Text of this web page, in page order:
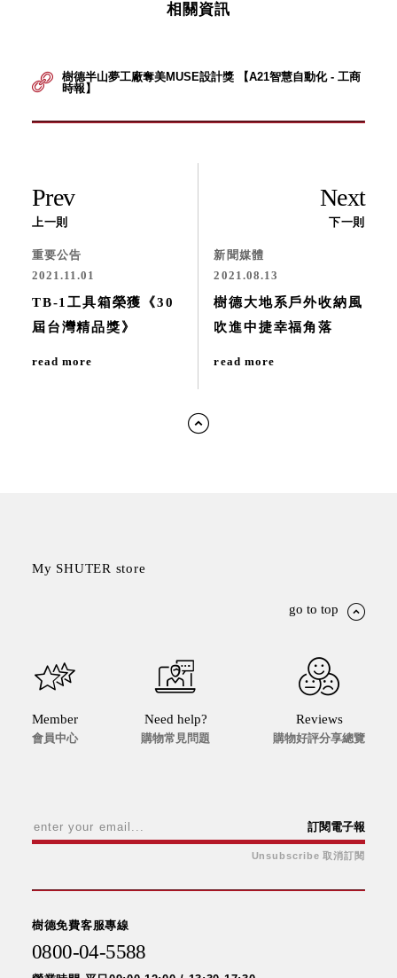
相關資訊
樹德半山夢工廠奪美MUSE設計獎 【A21智慧自動化 - 工商
時報】
Prev
上一則
重要公告
2021.11.01
TB-1工具箱榮獲《30
屆台灣精品獎》
read more
Next
下一則
新聞媒體
2021.08.13
樹德大地系戶外收納風
吹進中捷幸福角落
read more
My SHUTER store
go to top
Member
會員中心
Need help?
購物常見問題
Reviews
購物好評分享總覽
訂閱電子報
Unsubscribe 取消訂閱
樹德免費客服專線
0800-04-5588